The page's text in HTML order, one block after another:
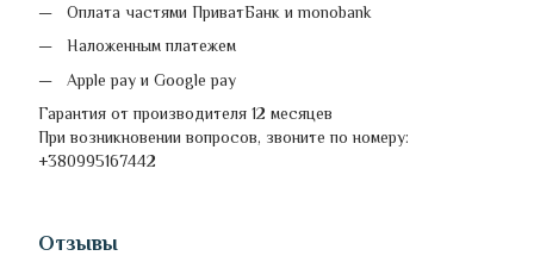
Оплата частями ПриватБанк и monobank
Наложенным платежем
Apple pay и Google pay
Гарантия от производителя 12 месяцев
При возникновении вопросов, звоните по номеру:
+380995167442
Отзывы